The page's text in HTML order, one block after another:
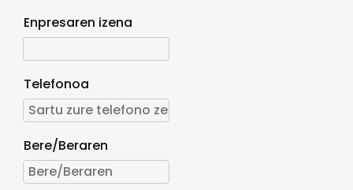
Enpresaren izena
Telefonoa
Bere/Beraren